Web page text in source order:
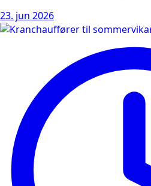
23. jun 2026